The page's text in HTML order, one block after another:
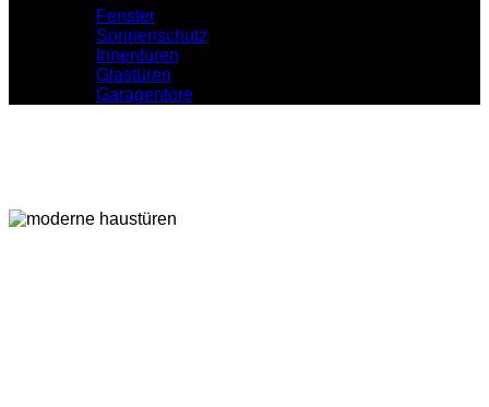
Fenster
Sonnenschutz
Innentüren
Glastüren
Garagentore